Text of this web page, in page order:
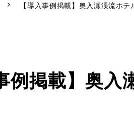
【導入事例掲載】奥入瀬渓流ホ
例掲載】奥